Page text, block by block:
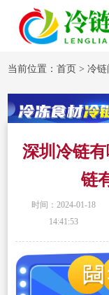
当前位置：首页 >冷链
深圳冷链
链
时间：2024-01-18
14:41:53